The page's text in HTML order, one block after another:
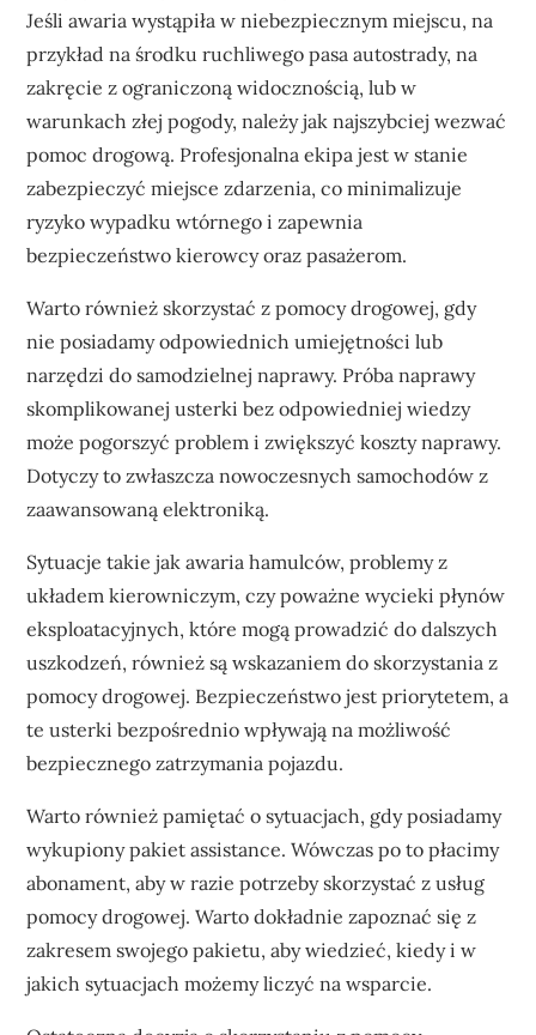
Jeśli awaria wystąpiła w niebezpiecznym miejscu, na
przykład na środku ruchliwego pasa autostrady, na
zakręcie z ograniczoną widocznością, lub w
warunkach złej pogody, należy jak najszybciej wezwać
pomoc drogową. Profesjonalna ekipa jest w stanie
zabezpieczyć miejsce zdarzenia, co minimalizuje
ryzyko wypadku wtórnego i zapewnia
bezpieczeństwo kierowcy oraz pasażerom.
Warto również skorzystać z pomocy drogowej, gdy
nie posiadamy odpowiednich umiejętności lub
narzędzi do samodzielnej naprawy. Próba naprawy
skomplikowanej usterki bez odpowiedniej wiedzy
może pogorszyć problem i zwiększyć koszty naprawy.
Dotyczy to zwłaszcza nowoczesnych samochodów z
zaawansowaną elektroniką.
Sytuacje takie jak awaria hamulców, problemy z
układem kierowniczym, czy poważne wycieki płynów
eksploatacyjnych, które mogą prowadzić do dalszych
uszkodzeń, również są wskazaniem do skorzystania z
pomocy drogowej. Bezpieczeństwo jest priorytetem, a
te usterki bezpośrednio wpływają na możliwość
bezpiecznego zatrzymania pojazdu.
Warto również pamiętać o sytuacjach, gdy posiadamy
wykupiony pakiet assistance. Wówczas po to płacimy
abonament, aby w razie potrzeby skorzystać z usług
pomocy drogowej. Warto dokładnie zapoznać się z
zakresem swojego pakietu, aby wiedzieć, kiedy i w
jakich sytuacjach możemy liczyć na wsparcie.